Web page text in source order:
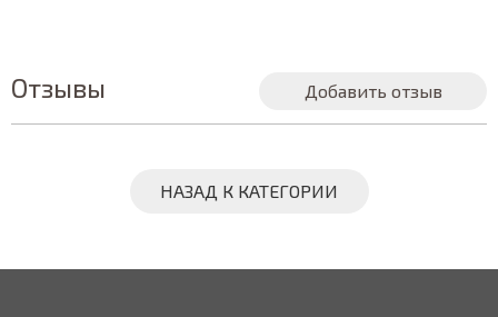
Отзывы Добавить отзыв
НАЗАД К КАТЕГОРИИ